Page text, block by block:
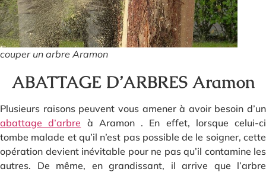
couper un arbre Aramon
ABATTAGE D’ARBRES Aramon
Plusieurs raisons peuvent vous amener à avoir besoin d’un
abattage d’arbre à Aramon . En effet, lorsque celui-ci
tombe malade et qu’il n’est pas possible de le soigner, cette
opération devient inévitable pour ne pas qu’il contamine les
autres. De même, en grandissant, il arrive que l’arbre